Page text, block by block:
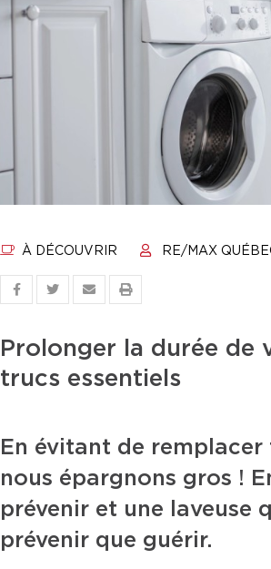
À DÉCOUVRIR RE/MAX
Prolonger la durée de
trucs essentiels
En évitant de
nous épargnons gros !
prévenir et une laveuse
prévenir que guérir.